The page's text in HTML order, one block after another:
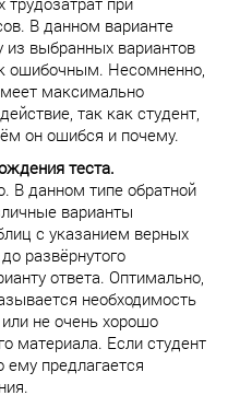
В данном варианте
выбранных вариантов
ошибочным. Несомненно,
максимально
так как студент,
он ошибся и почему.
теста.
В данном типе обратной
варианты
с указанием верных
развёрнутого
ответа. Оптимально,
необходимость
не очень хорошо
материала. Если студент
ему предлагается